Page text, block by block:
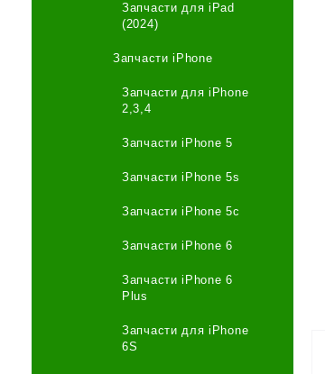
Запчасти для iPad
(2024)
Запчасти iPhone
Запчасти для iPhone
2,3,4
Запчасти iPhone 5
Запчасти iPhone 5s
Запчасти iPhone 5c
Запчасти iPhone 6
Запчасти iPhone 6
Plus
Запчасти для iPhone
6S